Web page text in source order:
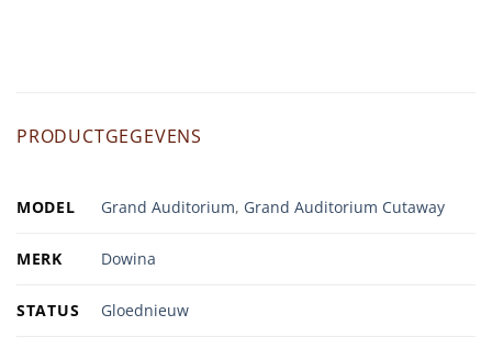
PRODUCTGEGEVENS
MODEL Grand Auditorium, Grand Auditorium Cutaway
MERK Dowina
STATUS Gloednieuw